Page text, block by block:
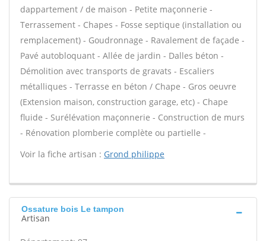
dappartement / de maison - Petite maçonnerie -
Terrassement - Chapes - Fosse septique (installation ou
remplacement) - Goudronnage - Ravalement de façade -
Pavé autobloquant - Allée de jardin - Dalles béton -
Démolition avec transports de gravats - Escaliers
métalliques - Terrasse en béton / Chape - Gros oeuvre
(Extension maison, construction garage, etc) - Chape
fluide - Surélévation maçonnerie - Construction de murs
- Rénovation plomberie complète ou partielle -
Voir la fiche artisan : Grond philippe
Ossature bois Le tampon
Artisan